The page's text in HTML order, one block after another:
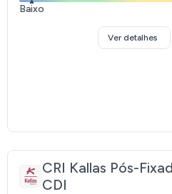
Baixo
Ver detalhes
CRI Kallas Pós-
CDI